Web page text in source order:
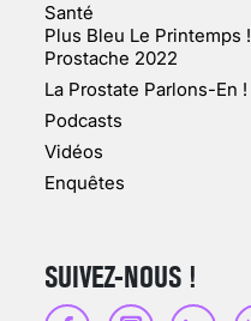
Santé
Plus Bleu Le Printemps !
Prostache 2022
La Prostate Parlons-En !
Podcasts
Vidéos
Enquêtes
SUIVEZ-NOUS !